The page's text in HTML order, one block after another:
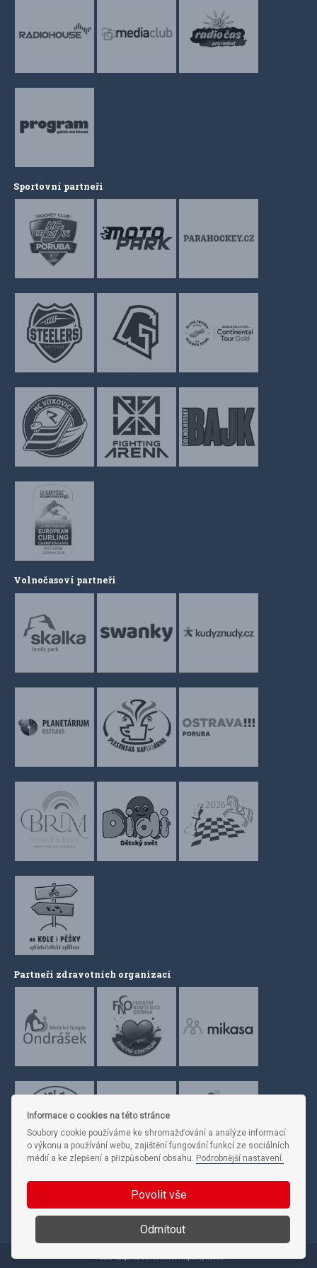
Sportovní partneři
Volnočasoví partneři
Partneři zdravotních organizací
© 2023, Nákupní centrum Géčko | developed byDevels
Informace o cookies na této stránce
Soubory cookie používáme ke shromažďování a analýze informací
o výkonu a používání webu, zajištění fungování funkcí ze sociálních
médií a ke zlepšení a přizpůsobení obsahu. Podrobnější nastavení.
Povolit vše
Odmítout